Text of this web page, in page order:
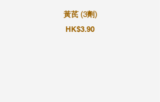
黃芪 (3劑)
HK$3.90